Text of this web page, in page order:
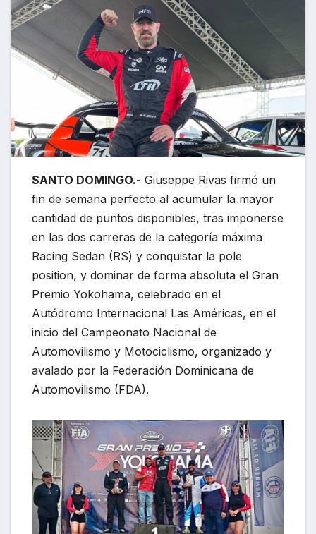
SANTO DOMINGO.- Giuseppe Rivas firmó un
fin de semana perfecto al acumular la mayor
cantidad de puntos disponibles, tras imponerse
en las dos carreras de la categoría máxima
Racing Sedan (RS) y conquistar la pole
position, y dominar de forma absoluta el Gran
Premio Yokohama, celebrado en el
Autódromo Internacional Las Américas, en el
inicio del Campeonato Nacional de
Automovilismo y Motociclismo, organizado y
avalado por la Federación Dominicana de
Automovilismo (FDA).